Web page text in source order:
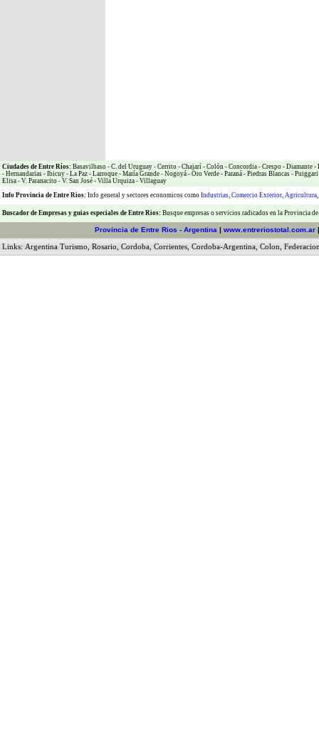
Ciudades de Entre Ríos: Basavilbaso - C. del Uruguay - Cerrito - Chajarí - Colón - Concordia - Crespo - Diamante -
- Hernandarias - Ibicuy - La Paz - Larroque - María Grande - Nogoyá - Oro Verde - Paraná - Piedras Blancas - Puiggari
Elisa - V. Paranacito - V. San José - Villa Urquiza - Villaguay
Info Provincia de Entre Rios: Info general y sectores economicos como Industrias, Comercio Exterior, Agricultura,
Buscador de Empresas y guias especiales de Entre Rios: Busque empresas o servicios radicados en la Provincia
Provincia de Entre Rios - Argentina | www.entreriostotal.com.ar
Links: Argentina Turismo Rosario Cordoba Corrientes Cordoba-Argentina Colon